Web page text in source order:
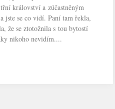
království a zúčastněným
jste se co vidí. Paní tam řekla,
že se ztotožnila s tou bytostí
nikoho nevidím....